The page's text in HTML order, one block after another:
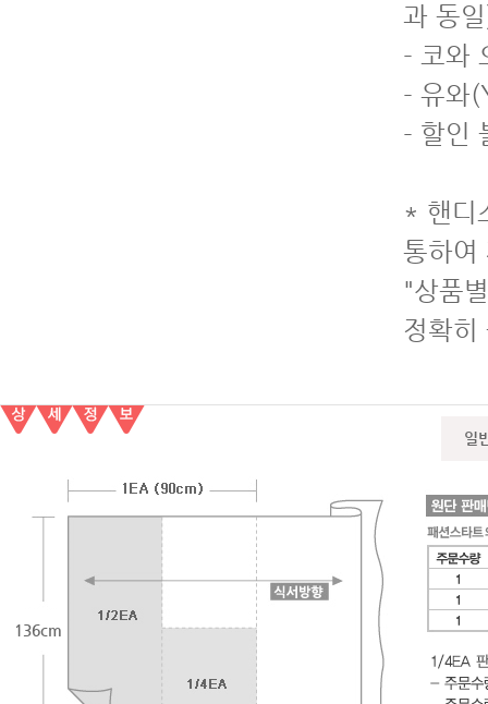
과 동
- 코와
- 유와
- 할인
* 핸디
통하여
"상품
정확히
일
136cm